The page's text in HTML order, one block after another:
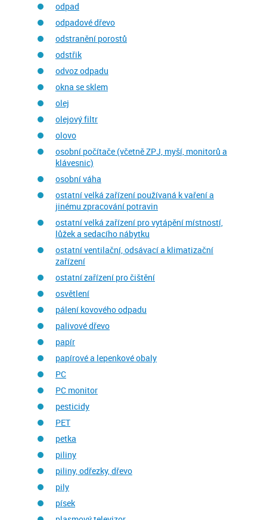
odpad
odpadové dřevo
odstranění porostů
odstřik
odvoz odpadu
okna se sklem
olej
olejový filtr
olovo
osobní počítače (včetně ZPJ, myší, monitorů a
klávesnic)
osobní váha
ostatní velká zařízení používaná k vaření a
jinému zpracování potravin
ostatní velká zařízení pro vytápění místností,
lůžek a sedacího nábytku
ostatní ventilační, odsávací a klimatizační
zařízení
ostatní zařízení pro čištění
osvětlení
pálení kovového odpadu
palivové dřevo
papír
papírové a lepenkové obaly
PC
PC monitor
pesticidy
PET
petka
piliny
piliny, odřezky, dřevo
pily
písek